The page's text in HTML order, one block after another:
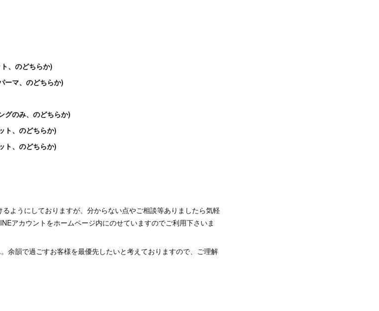
、のどちらか)
ーマ、のどちらか)
グのみ、のどちらか)
ト、のどちらか)
ト、のどちらか)
ようにしておりますが、分からない点やご相談等ありましたら気軽
アカウントをホームページ内にのせていますのでご利用下さいま
余韻で過ごすお客様を最優先したいと考えておりますので、ご理解